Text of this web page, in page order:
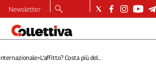
Newsletter
>L'affitto? Costa più del...